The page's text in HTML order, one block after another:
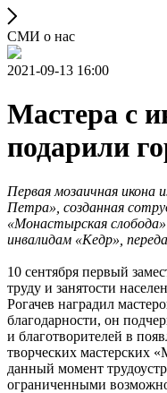
СМИ о нас
2021-09-13 16:00
Мастера с
подарили
Первая мозаичная икона
Петра», созданная
«Монастырская
инвалидам «Кедр»,
10 сентября первый
труду и занятости
Рогачев наградил
благодарности, он
и благотворителей в
творческих мастерских
данный момент
ограниченными